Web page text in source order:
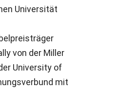
Universität
von der Miller
University of
mit